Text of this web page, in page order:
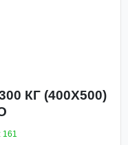
КГ (400Х500)
161